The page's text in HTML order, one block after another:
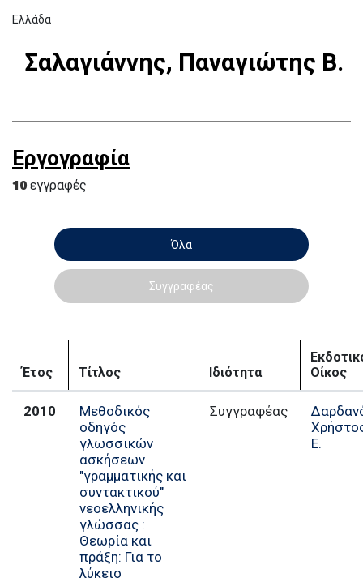
Ελλάδα
Σαλαγιάννης, Παναγιώτης Β.
Εργογραφία
10 εγγραφές
Όλα
Συγγραφέας
Έτος Τίτλος Ιδιότητα
Οίκος
2010
Μεθοδικός
οδηγός
γλωσσικών
ασκήσεων
"γραμματικής και
συντακτικού"
νεοελληνικής
γλώσσας :
Θεωρία και
πράξη: Για το
λύκειο
Συγγραφέας
Ε.